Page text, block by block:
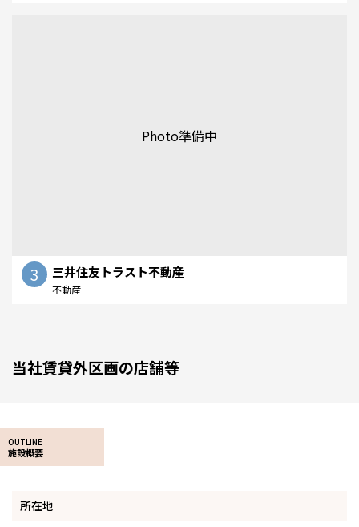
Photo準備中
3 三井住友トラスト不動産
不動産
当社賃貸外区画の店舗等
OUTLINE
施設概要
所在地